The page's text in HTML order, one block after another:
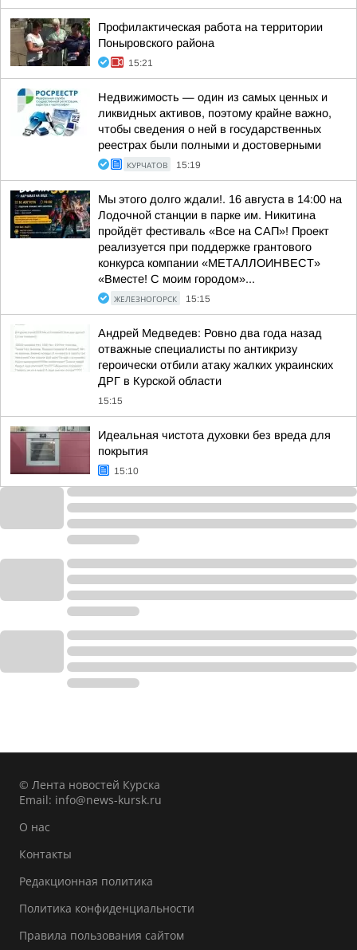
Профилактическая работа на территории
Поныровского района
15:21
Недвижимость — один из самых ценных и
ликвидных активов, поэтому крайне важно,
чтобы сведения о ней в государственных
реестрах были полными и достоверными
КУРЧАТОВ 15:19
Мы этого долго ждали!. 16 августа в 14:00 на
Лодочной станции в парке им. Никитина
пройдёт фестиваль «Все на САП»! Проект
реализуется при поддержке грантового
конкурса компании «МЕТАЛЛОИНВЕСТ»
«Вместе! С моим городом»...
ЖЕЛЕЗНОГОРСК 15:15
Андрей Медведев: Ровно два года назад
отважные специалисты по антикризу
героически отбили атаку жалких украинских
ДРГ в Курской области
15:15
Идеальная чистота духовки без вреда для
покрытия
15:10
© Лента новостей Курска
Email: info@news-kursk.ru
О нас
Контакты
Редакционная политика
Политика конфиденциальности
Правила пользования сайтом